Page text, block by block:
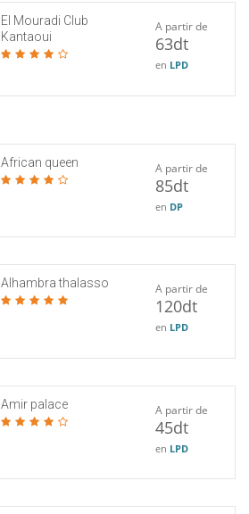
El Mouradi Club
Kantaoui
A partir de
63dt
en LPD
African queen A partir de
85dt
en DP
Alhambra thalasso A partir de
120dt
en LPD
Amir palace A partir de
45dt
en LPD